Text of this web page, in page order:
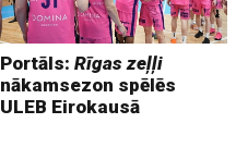
Portāls:Rīgas zeļļi
nākamsezon spēlēs
ULEB Eirokausā